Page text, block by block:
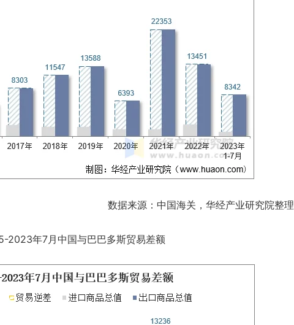
数据来源：中国海关，华经产业研究院整理
2023年7月中国与巴巴多斯贸易差额